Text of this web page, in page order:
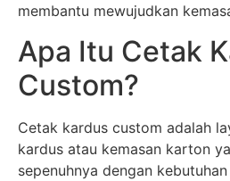
membantu mewujudkan
Apa Itu Cetak
Custom?
Cetak kardus custom adalah
kardus atau kemasan karton
sepenuhnya dengan